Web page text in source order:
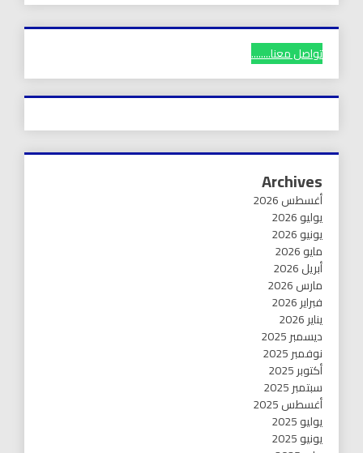
تواصل معنا........
Archives
أغسطس 2026
يوليو 2026
يونيو 2026
مايو 2026
أبريل 2026
مارس 2026
فبراير 2026
يناير 2026
ديسمبر 2025
نوفمبر 2025
أكتوبر 2025
سبتمبر 2025
أغسطس 2025
يوليو 2025
يونيو 2025